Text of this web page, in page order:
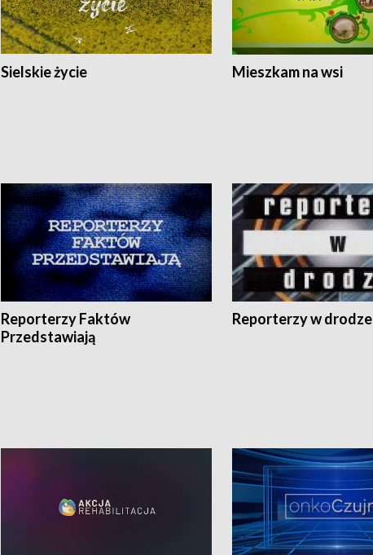
Sielskie życie Mieszkam na wsi
Reporterzy Faktów
Przedstawiają
Reporterzy w drodze